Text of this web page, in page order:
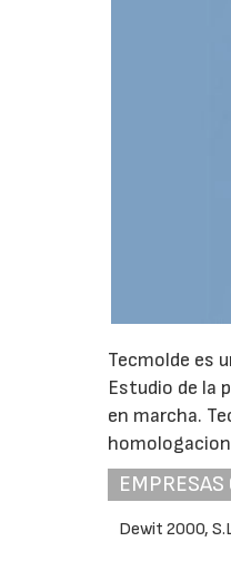
Tecmolde es
Estudio de la
en marcha.
Dewit 2000,